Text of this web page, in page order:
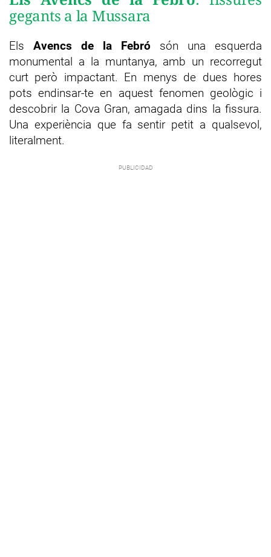
gegants a la Mussara
Els Avencs de la Febró són una esquerda
monumental a la muntanya, amb un recorregut
curt però impactant. En menys de dues hores
pots endinsar-te en aquest fenomen geològic i
descobrir la Cova Gran, amagada dins la fissura.
Una experiència que fa sentir petit a qualsevol,
literalment.